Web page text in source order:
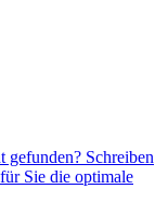
gefunden? Schreiben
Sie die optimale